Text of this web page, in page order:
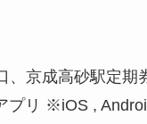
、京成高砂駅定期
プリ ※iOS ,